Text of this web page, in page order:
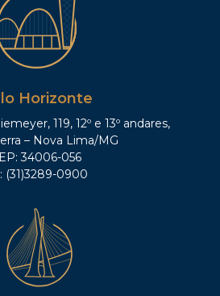
Horizonte
119, 12º e 13º andares,
– Nova Lima/MG
34006-056
(31)3289-0900